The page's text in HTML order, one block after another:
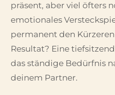
präsent, aber viel öfters
emotionales
permanent den
Resultat? Eine
das ständige Bedürfnis
deinem Partner.